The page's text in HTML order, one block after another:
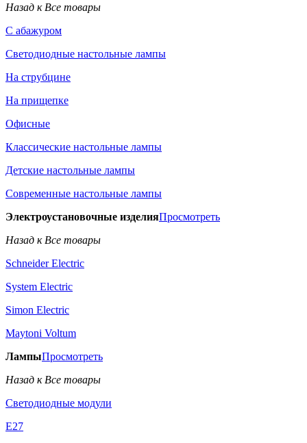
Назад к Все товары
С абажуром
Светодиодные настольные лампы
На струбцине
На прищепке
Офисные
Классические настольные лампы
Детские настольные лампы
Современные настольные лампы
Электроустановочные изделияПросмотреть
Назад к Все товары
Schneider Electric
System Electric
Simon Electric
Maytoni Voltum
ЛампыПросмотреть
Назад к Все товары
Светодиодные модули
E27